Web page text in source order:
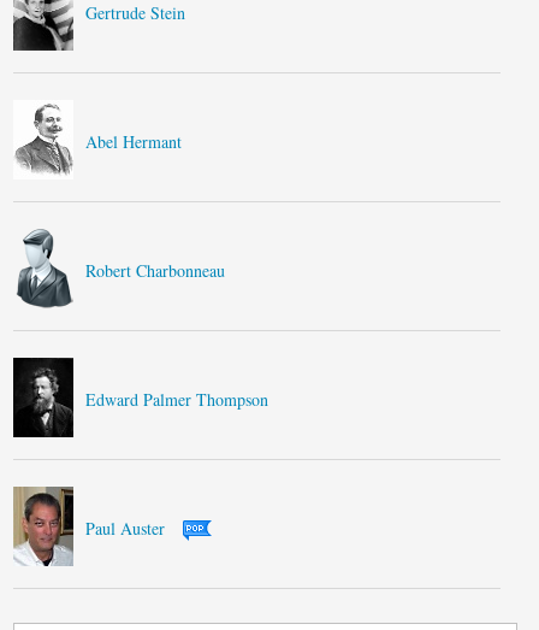
Gertrude Stein
Abel Hermant
Robert Charbonneau
Edward Palmer Thompson
Paul Auster